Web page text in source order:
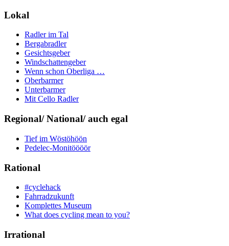
Lokal
Radler im Tal
Bergabradler
Gesichtsgeber
Windschattengeber
Wenn schon Oberliga …
Oberbarmer
Unterbarmer
Mit Cello Radler
Regional/ National/ auch egal
Tief im Wöstöhöön
Pedelec-Monitöööör
Rational
#cyclehack
Fahrradzukunft
Komplettes Museum
What does cycling mean to you?
Irrational